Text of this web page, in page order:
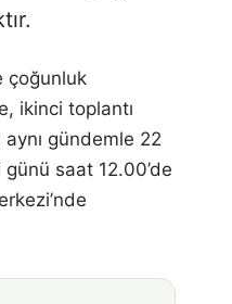
çoğunluk
ikinci toplantı
aynı gündemle 22
saat 12.00’de